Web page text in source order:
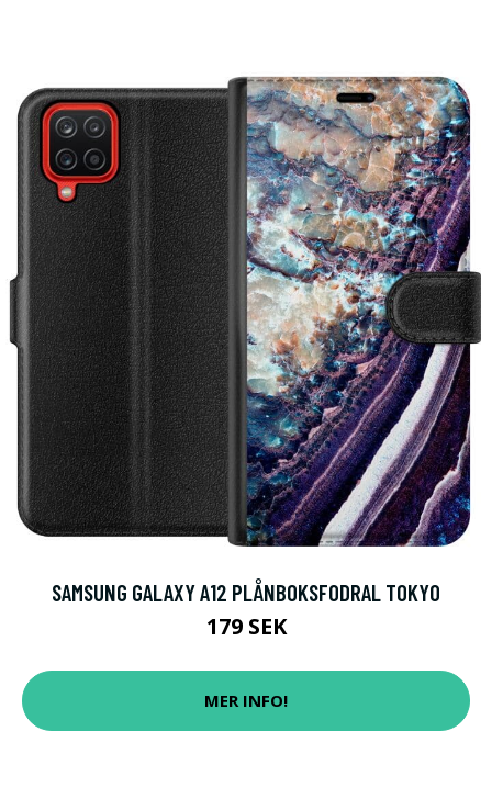
SAMSUNG GALAXY A12 PLÅNBOKSFODRAL TOKYO
179 SEK
MER INFO!